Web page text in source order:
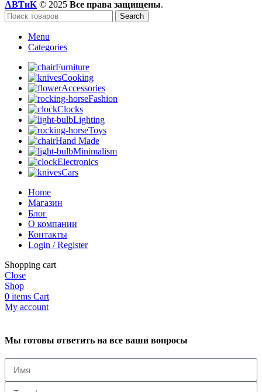
АВТиК © 2025 Все права защищены.
Search
Menu
Categories
Furniture
Cooking
Accessories
Fashion
Clocks
Lighting
Toys
Hand Made
Minimalism
Electronics
Cars
Home
Магазин
Блог
О компании
Контакты
Login / Register
Shopping cart
Close
Shop
0 items Cart
My account
Мы готовы ответить на все ваши вопросы